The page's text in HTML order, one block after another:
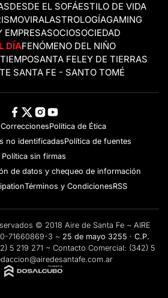
DESDE EL SOFÁESTILO DE VIDA
VIRALASTROLOGÍAGAMING
EMPRESASOCIOSOCIEDAD
DÍAFENÓMENO DEL NIÑO
SANTA FELEY DE TIERRAS
SANTA FE - SANTO TOMÉ
Politica de Ética
no identificadasPolítica de fuentes
Política sin firmas
de datos y chequeo de información
Términos y CondicionesRSS
© 2018 Aire de Santa Fe ~ AIRE
71660869-3 ~ 25 de mayo 3255 · C.P.
5 219 271 ~ Contacto Comercial: (342) 5